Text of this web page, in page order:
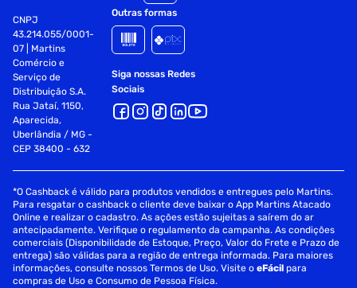
CNPJ
43.214.055/0001-
07 | Martins
Comércio e
Serviço de
Distribuição S.A.
Rua Jataí, 1150,
Aparecida,
Uberlândia / MG -
CEP 38400 - 632
Outras formas
Siga nossas Redes
Sociais
*O Cashback é válido para produtos vendidos e entregues pelo Martins.
Para resgatar o cashback o cliente deve baixar o App Martins Atacado
Online e realizar o cadastro. As ações estão sujeitas a saírem do ar
antecipadamente. Verifique o regulamento da campanha. As condições
comerciais (Disponibilidade de Estoque, Preço, Valor do Frete e Prazo de
entrega) são válidas para a região de entrega informada. Para maiores
informações, consulte nossos Termos de Uso. Visite oeFácil para
compras de Uso e Consumo de Pessoa Física.